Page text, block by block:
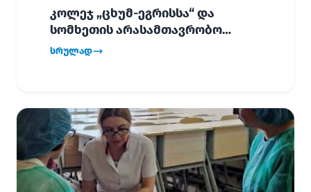
კოლეჯ „ცხუმ-ეგრისსა“ და
სომხეთის არასამთავრობო
ორგანიზაცია „Youth is Power“-ს
სრულად